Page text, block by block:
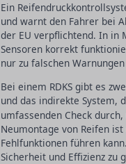
Ein
und warnt den Fahrer bei
der EU verpflichtend. In in
Sensoren korrekt
nur zu falschen
Bei einem RDKS gibt es
und das indirekte System,
umfassenden Check
Neumontage von Reifen
Fehlfunktionen führen
Sicherheit und Effizienz zu